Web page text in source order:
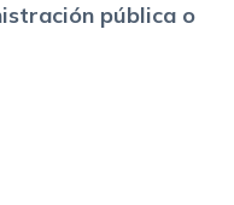
pública o